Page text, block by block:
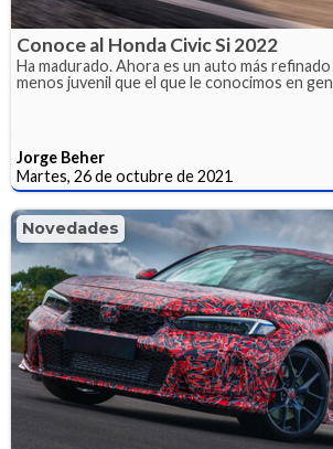
Conoce al Honda Civic Si 2022
Ha madurado. Ahora es un auto más
menos juvenil que el que le conocimos en
Jorge Beher
Martes, 26 de octubre de 2021
Novedades